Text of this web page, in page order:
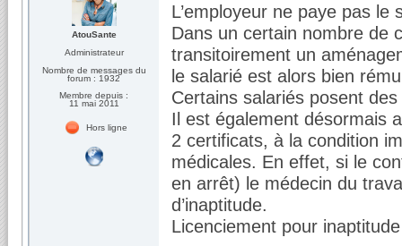
AtouSante
Administrateur
Nombre de messages du
forum : 1932
Membre depuis :
11 mai 2011
Hors ligne
L’employeur ne paye pas
Dans un certain nombre de
transitoirement un
le salarié est alors bien
Certains salariés posent
Il est également désormais
2 certificats, à la condition
médicales. En effet, si le
en arrêt) le médecin du
d’inaptitude.
Licenciement pour